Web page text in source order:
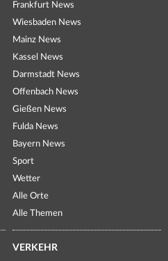
Frankfurt News
Wiesbaden News
Mainz News
Kassel News
Darmstadt News
Offenbach News
Gießen News
Fulda News
Bayern News
Sport
Wetter
Alle Orte
Alle Themen
VERKEHR